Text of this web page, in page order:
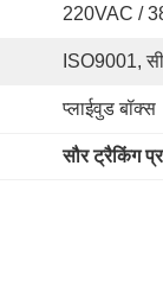
220VAC /
ISO9001,
प्लाईवुड बॉक्स
सौर ट्रैकिंग